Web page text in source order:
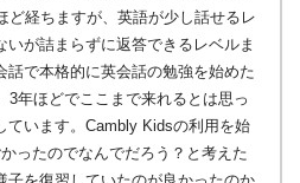
ど経ちますが、英語が少し話せるレ
が詰まらずに返答できるレベルま
話で本格的に英会話の勉強を始めた
3年ほどでここまで来れるとは思っ
ています。Cambly Kidsの利用を始
ったのでなんでだろう？と考えた